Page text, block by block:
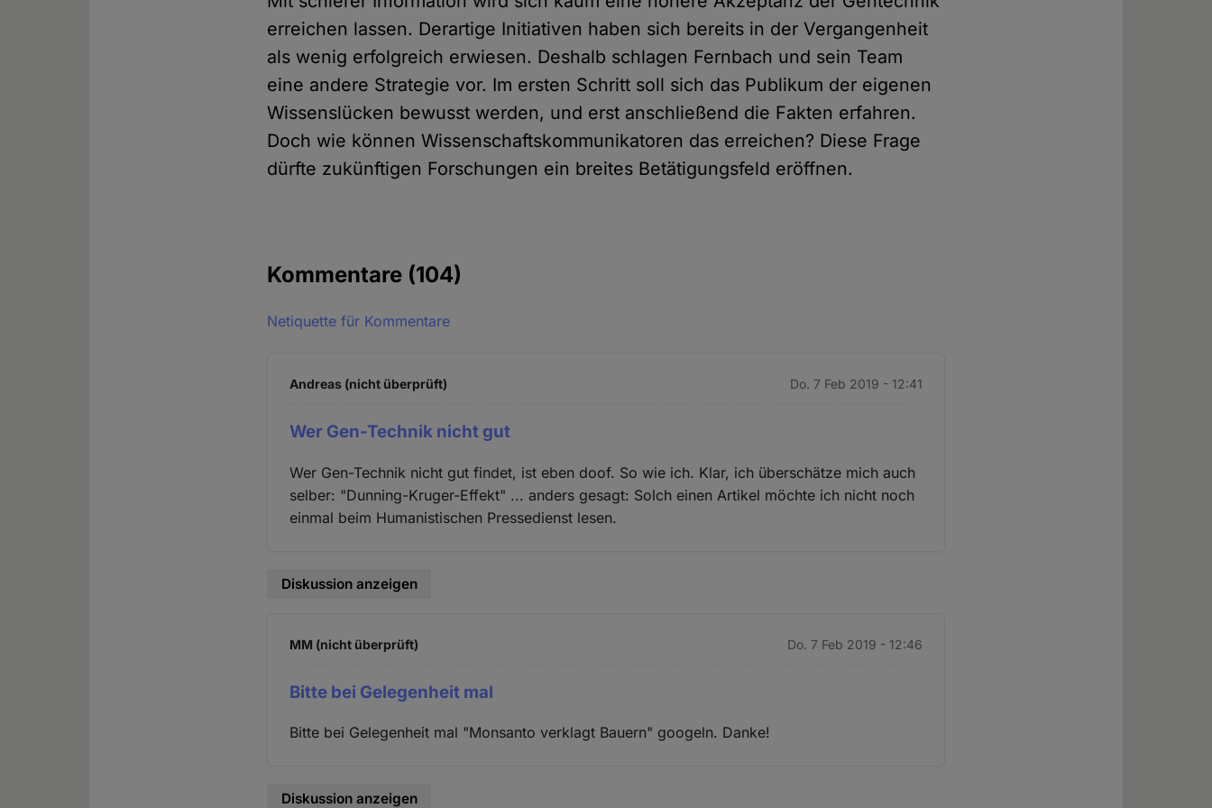
erreichen lassen. Derartige Initiativen haben sich bereits in der Vergangenheit
als wenig erfolgreich erwiesen. Deshalb schlagen Fernbach und sein Team
eine andere Strategie vor. Im ersten Schritt soll sich das Publikum der eigenen
Wissenslücken bewusst werden, und erst anschließend die Fakten erfahren.
Doch wie können Wissenschaftskommunikatoren das erreichen? Diese Frage
dürfte zukünftigen Forschungen ein breites Betätigungsfeld eröffnen.
Kommentare (104)
Netiquette für Kommentare
Andreas (nicht überprüft) Do. 7 Feb 2019 - 12:41
Wer Gen-Technik nicht gut
Wer Gen-Technik nicht gut findet, ist eben doof. So wie ich. Klar, ich überschätze mich auch
selber: "Dunning-Kruger-Effekt" ... anders gesagt: Solch einen Artikel möchte ich nicht noch
einmal beim Humanistischen Pressedienst lesen.
Diskussion anzeigen
MM (nicht überprüft) Do. 7 Feb 2019 - 12:46
Bitte bei Gelegenheit mal
Bitte bei Gelegenheit mal "Monsanto verklagt Bauern" googeln. Danke!
Diskussion anzeigen